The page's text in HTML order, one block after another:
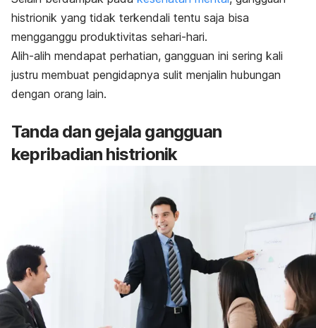
histrionik yang tidak terkendali tentu saja bisa
mengganggu produktivitas sehari-hari.
Alih-alih mendapat perhatian, gangguan ini sering kali
justru membuat pengidapnya sulit menjalin hubungan
dengan orang lain.
Tanda dan gejala gangguan
kepribadian histrionik